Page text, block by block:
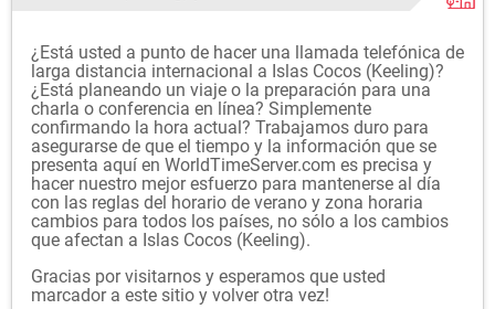
¿Está usted a punto de hacer una llamada telefónica de
larga distancia internacional a Islas Cocos (Keeling)?
¿Está planeando un viaje o la preparación para una
charla o conferencia en línea? Simplemente
confirmando la hora actual? Trabajamos duro para
asegurarse de que el tiempo y la información que se
presenta aquí en WorldTimeServer.com es precisa y
hacer nuestro mejor esfuerzo para mantenerse al día
con las reglas del horario de verano y zona horaria
cambios para todos los países, no sólo a los cambios
que afectan a Islas Cocos (Keeling).
Gracias por visitarnos y esperamos que usted
marcador a este sitio y volver otra vez!